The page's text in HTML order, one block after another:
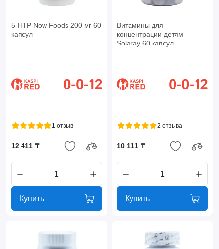
5-HTP Now Foods 200 мг 60
капсул
1 отзыв
12 411 ₸
Купить
Витамины для
концентрации детям
Solaray 60 капсул
2 отзыва
10 111 ₸
Купить